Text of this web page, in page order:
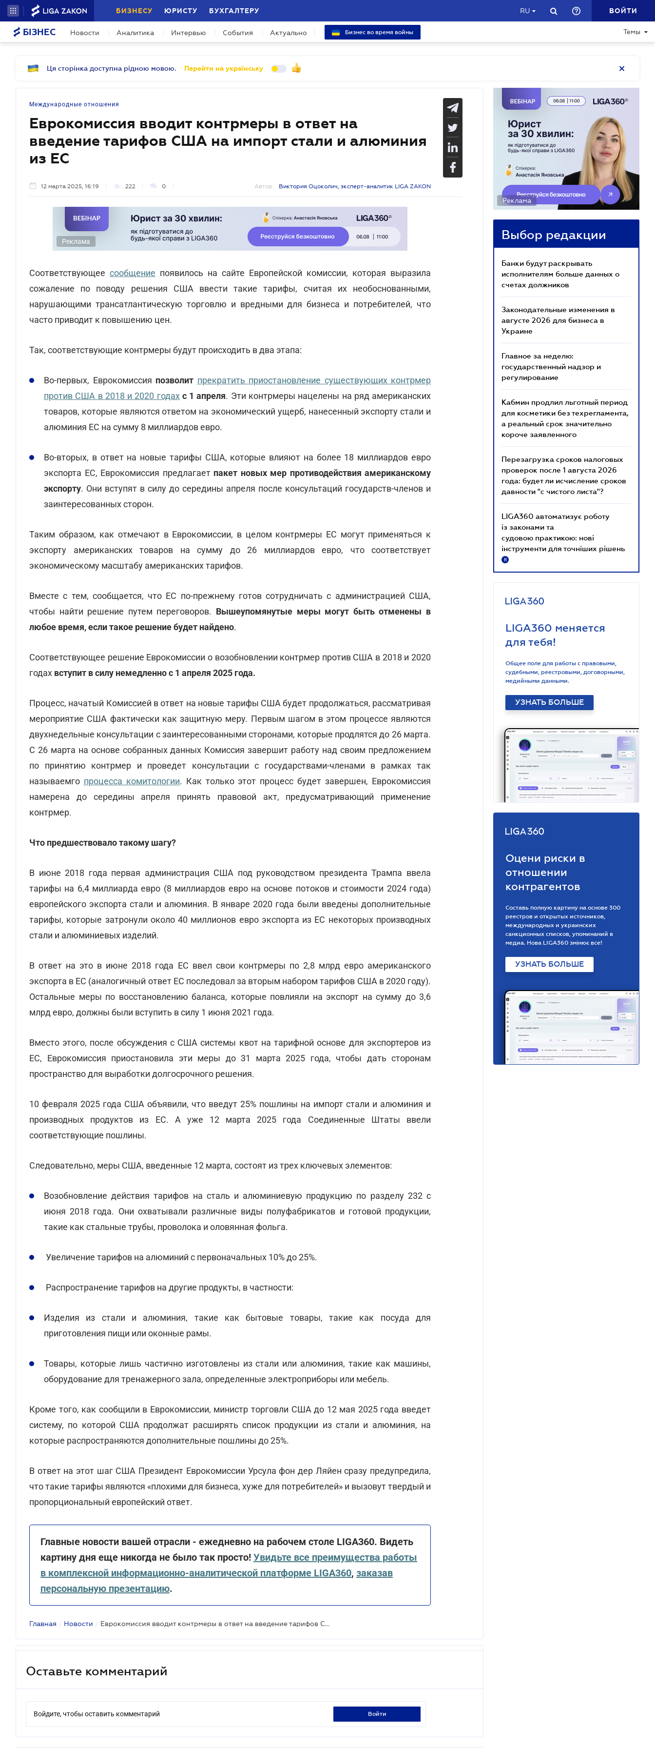
БИЗНЕСУ ЮРИСТУ БУХГАЛТЕРУ RU ВОЙТИ
БІЗНЕС Новости Аналитика Интервью События Актуально Бизнес во время войны Темы
Ця сторінка доступна рідною мовою. Перейти на українську
Международные отношения
Еврокомиссия вводит контрмеры в ответ на
введение тарифов США на импорт стали и алюминия
из ЕС
12 марта 2025, 16:19 222 0 Автор: Виктория Оцоколич, эксперт-аналитик LIGA ZAKON
Реклама
Соответствующее сообщение появилось на сайте Европейской комиссии, которая выразила
сожаление по поводу решения США ввести такие тарифы, считая их необоснованными,
нарушающими трансатлантическую торговлю и вредными для бизнеса и потребителей, что
часто приводит к повышению цен.
Так, соответствующие контрмеры будут происходить в два этапа:
Во-первых, Еврокомиссия позволит прекратить приостановление существующих контрмер
против США в 2018 и 2020 годах с 1 апреля. Эти контрмеры нацелены на ряд американских
товаров, которые являются ответом на экономический ущерб, нанесенный экспорту стали и
алюминия ЕС на сумму 8 миллиардов евро.
Во-вторых, в ответ на новые тарифы США, которые влияют на более 18 миллиардов евро
экспорта ЕС, Еврокомиссия предлагает пакет новых мер противодействия американскому
экспорту. Они вступят в силу до середины апреля после консультаций государств-членов и
заинтересованных сторон.
Таким образом, как отмечают в Еврокомиссии, в целом контрмеры ЕС могут применяться к
экспорту американских товаров на сумму до 26 миллиардов евро, что соответствует
экономическому масштабу американских тарифов.
Вместе с тем, сообщается, что ЕС по-прежнему готов сотрудничать с администрацией США,
чтобы найти решение путем переговоров. Вышеупомянутые меры могут быть отменены в
любое время, если такое решение будет найдено.
Соответствующее решение Еврокомиссии о возобновлении контрмер против США в 2018 и 2020
годах вступит в силу немедленно с 1 апреля 2025 года.
Процесс, начатый Комиссией в ответ на новые тарифы США будет продолжаться, рассматривая
мероприятие США фактически как защитную меру. Первым шагом в этом процессе являются
двухнедельные консультации с заинтересованными сторонами, которые продлятся до 26 марта.
С 26 марта на основе собранных данных Комиссия завершит работу над своим предложением
по принятию контрмер и проведет консультации с государствами-членами в рамках так
называемго процесса комитологии. Как только этот процесс будет завершен, Еврокомиссия
намерена до середины апреля принять правовой акт, предусматривающий применение
контрмер.
Что предшествовало такому шагу?
В июне 2018 года первая администрация США под руководством президента Трампа ввела
тарифы на 6,4 миллиарда евро (8 миллиардов евро на основе потоков и стоимости 2024 года)
европейского экспорта стали и алюминия. В январе 2020 года были введены дополнительные
тарифы, которые затронули около 40 миллионов евро экспорта из ЕС некоторых производных
стали и алюминиевых изделий.
В ответ на это в июне 2018 года ЕС ввел свои контрмеры по 2,8 млрд евро американского
экспорта в ЕС (аналогичный ответ ЕС последовал за вторым набором тарифов США в 2020 году).
Остальные меры по восстановлению баланса, которые повлияли на экспорт на сумму до 3,6
млрд евро, должны были вступить в силу 1 июня 2021 года.
Вместо этого, после обсуждения с США системы квот на тарифной основе для экспортеров из
ЕС, Еврокомиссия приостановила эти меры до 31 марта 2025 года, чтобы дать сторонам
пространство для выработки долгосрочного решения.
10 февраля 2025 года США объявили, что введут 25% пошлины на импорт стали и алюминия и
производных продуктов из ЕС. А уже 12 марта 2025 года Соединенные Штаты ввели
соответствующие пошлины.
Следовательно, меры США, введенные 12 марта, состоят из трех ключевых элементов:
Возобновление действия тарифов на сталь и алюминиевую продукцию по разделу 232 с
июня 2018 года. Они охватывали различные виды полуфабрикатов и готовой продукции,
такие как стальные трубы, проволока и оловянная фольга.
Увеличение тарифов на алюминий с первоначальных 10% до 25%.
Распространение тарифов на другие продукты, в частности:
Изделия из стали и алюминия, такие как бытовые товары, такие как посуда для
приготовления пищи или оконные рамы.
Товары, которые лишь частично изготовлены из стали или алюминия, такие как машины,
оборудование для тренажерного зала, определенные электроприборы или мебель.
Кроме того, как сообщили в Еврокомиссии, министр торговли США до 12 мая 2025 года введет
систему, по которой США продолжат расширять список продукции из стали и алюминия, на
которые распространяются дополнительные пошлины до 25%.
В ответ на этот шаг США Президент Еврокомиссии Урсула фон дер Ляйен сразу предупредила,
что такие тарифы являются «плохими для бизнеса, хуже для потребителей» и вызовут твердый и
пропорциональный европейский ответ.
Главные новости вашей отрасли - ежедневно на рабочем столе LIGA360. Видеть
картину дня еще никогда не было так просто! Увидьте все преимущества работы
в комплексной информационно-аналитической платформе LIGA360, заказав
персональную презентацию.
Главная / Новости / Еврокомиссия вводит контрмеры в ответ на введение тарифов США на импорт стали и алюминия из ЕС
Оставьте комментарий
Войдите, чтобы оставить комментарий войти
Реклама
Выбор редакции
Банки будут раскрывать
исполнителям больше данных о
счетах должников
Законодательные изменения в
августе 2026 для бизнеса в
Украине
Главное за неделю:
государственный надзор и
регулирование
Кабмин продлил льготный период
для косметики без техрегламента,
а реальный срок значительно
короче заявленного
Перезагрузка сроков налоговых
проверок после 1 августа 2026
года: будет ли исчисление сроков
давности "с чистого листа"?
LIGA360 автоматизує роботу
із законами та
судовою практикою: нові
інструменти для точніших рішень
R
LIGA360 меняется
для тебя!
Общее поле для работы с правовыми,
судебными, реестровыми, договорными,
медийными данными.
УЗНАТЬ БОЛЬШЕ
Оцени риски в
отношении
контрагентов
Составь полную картину на основе 300
реестров и открытых источников,
международных и украинских
санкционных списков, упоминаний в
медиа. Нова LIGA360 змінює все!
УЗНАТЬ БОЛЬШЕ